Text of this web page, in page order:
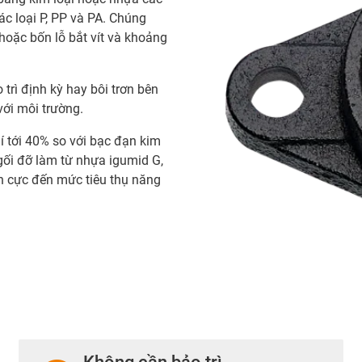
loại P, PP và PA. Chúng
bốn lỗ bắt vít và khoảng
trì định kỳ hay bôi trơn bên
môi trường.
tới 40% so với bạc đạn kim
đỡ làm từ nhựa igumid G,
cực đến mức tiêu thụ năng